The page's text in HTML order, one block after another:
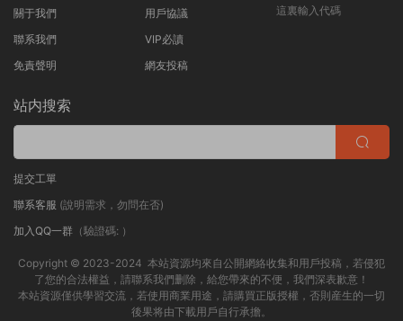
關于我們
聯系我們
免責聲明
用戶協議
VIP必讀
網友投稿
這裏輸入代碼
站内搜索
提交工單
聯系客服 (說明需求，勿問在否)
加入QQ一群 （驗證碼: ）
Copyright © 2023-2024 本站資源均來自公開網絡收集和用戶投稿，若侵犯
了您的合法權益，請聯系我們删除，給您帶來的不便，我們深表歉意！
本站資源僅供學習交流，若使用商業用途，請購買正版授權，否則産生的一切
後果将由下載用戶自行承擔。